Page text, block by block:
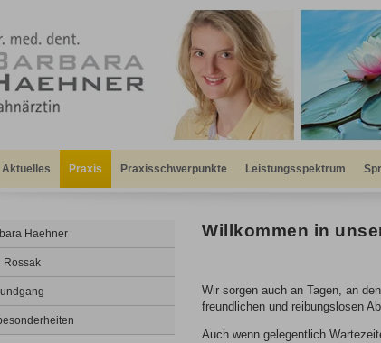
Aktuelles Praxis Praxisschwerpunkte Leistungsspektrum
Haehner
Rossak
Willkommen in
Wir sorgen auch an Tagen, an
freundlichen und reibungslosen
Auch wenn gelegentlich